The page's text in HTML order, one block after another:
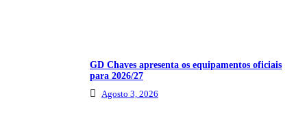
GD Chaves apresenta os equipamentos oficiais
para 2026/27
Agosto 3, 2026